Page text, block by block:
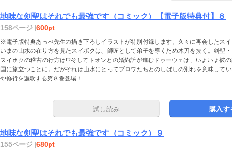
地味な剣聖はそれでも最強です（コミック）【電子版特典付】８
158ページ |600pt
※電子版特典あっぺ先生の描き下ろしイラストが特別付録します。久々に再会したスイ
いまの山水の在り方を見たスイボクは、師匠として弟子を導くため木刀を抜く。剣聖・
スイボクの稽古の行方は!?そしてトオンとの婚約話が進むドゥーウェは、いよいよ彼
国に旅立つことに。だがそれは山水にとってブロワたちとのしばしの別れを意味して
や修行を謳歌する第８巻登場！
試し読み 購入す
地味な剣聖はそれでも最強です（コミック）９
155ページ |680pt